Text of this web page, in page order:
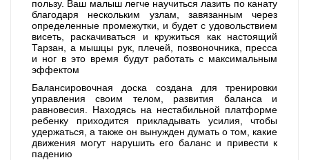
пользу. Ваш малыш легче научиться лазить по канату
благодаря нескольким узлам, завязанным через
определенные промежутки, и будет с удовольствием
висеть, раскачиваться и кружиться как настоящий
Тарзан, а мышцы рук, плечей, позвоночника, пресса
и ног в это время будут работать с максимальным
эффектом
Балансировочная доска создана для тренировки
управления своим телом, развития баланса и
равновесия. Находясь на нестабильной платформе
ребенку приходится прикладывать усилия, чтобы
удержаться, а также он вынужден думать о том, какие
движения могут нарушить его баланс и привести к
падению